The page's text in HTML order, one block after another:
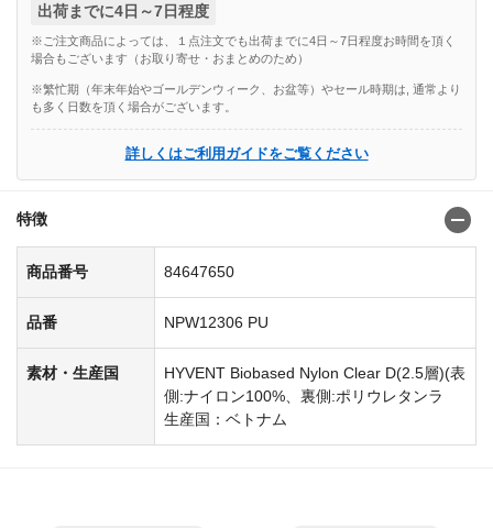
出荷までに4日～7日程度
※ご注文商品によっては、１点注文でも出荷までに4日～7日程度お時間を頂く
場合もございます（お取り寄せ・おまとめのため）
※繁忙期（年末年始やゴールデンウィーク、お盆等）やセール時期は, 通常より
も多く日数を頂く場合がございます。
詳しくはご利用ガイドをご覧ください
特徴
商品番号 84647650
品番 NPW12306 PU
素材・生産国
HYVENT Biobased Nylon Clear D(2.5層)(表
側:ナイロン100%、裏側:ポリウレタンラ
生産国：ベトナム